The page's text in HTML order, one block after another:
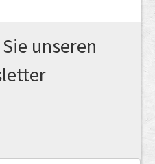
unseren